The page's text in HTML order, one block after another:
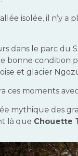
isolée, il n’y a
dans le parc du
bonne condition
et glacier
ces moments
mythique des
là que Chouette